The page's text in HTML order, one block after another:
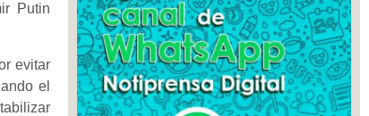
Putin
evitar
el